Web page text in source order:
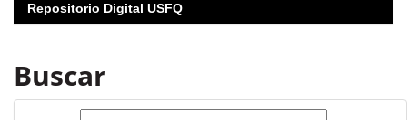
Repositorio Digital USFQ
Buscar